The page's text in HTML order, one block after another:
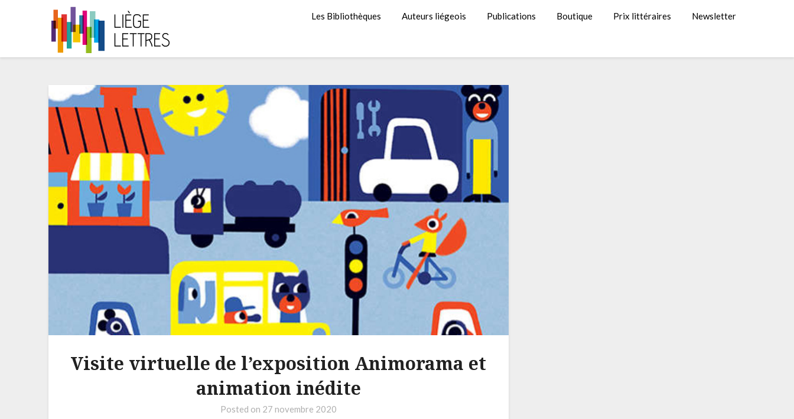
Les Bibliothèques Auteurs liégeois Publications Boutique Prix littéraires Newsletter
Visite virtuelle de l’exposition Animorama et
animation inédite
Posted on 27 novembre 2020